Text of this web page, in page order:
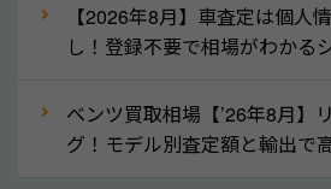
③自動車税の還付金の扱い
車を廃車にすると、自動車税の
【2026年8月】車査定は個人
し！登録不要で相場がわかる
ベンツ買取相場【’26年8月】
グ！モデル別査定額と輸出で